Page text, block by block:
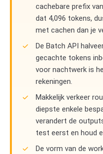
cachebare prefix
dat 4,096 tokens,
met cachen dan je
De Batch API
gecachte tokens
voor nachtwerk is
rekeningen.
Makkelijk verkeer
diepste enkele
verandert de
test eerst en houd
De vorm van de